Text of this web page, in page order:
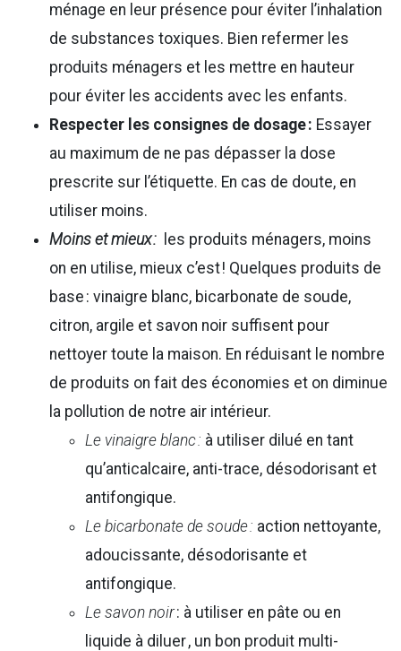
ménage en leur présence pour éviter l’inhalation
de substances toxiques. Bien refermer les
produits ménagers et les mettre en hauteur
pour éviter les accidents avec les enfants.
Respecter les consignes de dosage: Essayer
au maximum de ne pas dépasser la dose
prescrite sur l’étiquette. En cas de doute, en
utiliser moins.
Moins et mieux : les produits ménagers, moins
on en utilise, mieux c’est ! Quelques produits de
base : vinaigre blanc, bicarbonate de soude,
citron, argile et savon noir suffisent pour
nettoyer toute la maison. En réduisant le nombre
de produits on fait des économies et on diminue
la pollution de notre air intérieur.
Le vinaigre blanc : à utiliser dilué en tant
qu’anticalcaire, anti-trace, désodorisant et
antifongique.
Le bicarbonate de soude : action nettoyante,
adoucissante, désodorisante et
antifongique.
Le savon noir: à utiliser en pâte ou en
liquide à diluer , un bon produit multi-